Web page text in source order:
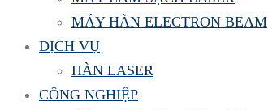
MÁY HÀN ELECTRON BEAM
DỊCH VỤ
HÀN LASER
CÔNG NGHIỆP